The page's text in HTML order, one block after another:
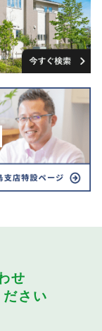
せ
さい